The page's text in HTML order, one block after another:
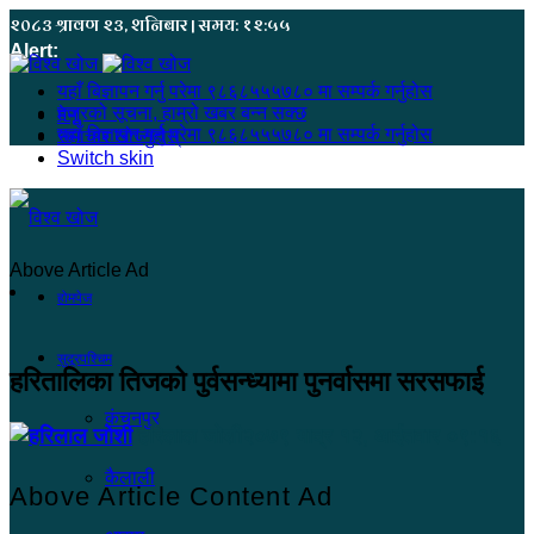
२०८३ श्रावण २३, शनिबार | समय: १२:५५
Alert:
यहाँ बिज्ञापन गर्नु परेमा ९८६८५५५७८० मा सम्पर्क गर्नुहोस
हजुरको सूचना, हाम्रो खबर बन्न सक्छ
यहाँ बिज्ञापन गर्नु परेमा ९८६८५५५७८० मा सम्पर्क गर्नुहोस
मेनू
समाचार खोज्नुहोस्
Switch skin
होमपेज
सुदूरपश्चिम
कंचनपुर
कैलाली
Above Article Ad
हरितालिका तिजको पुर्वसन्ध्यामा पुनर्वासमा सरसफाई
हरिलाल जोशी
Above Article Content Ad